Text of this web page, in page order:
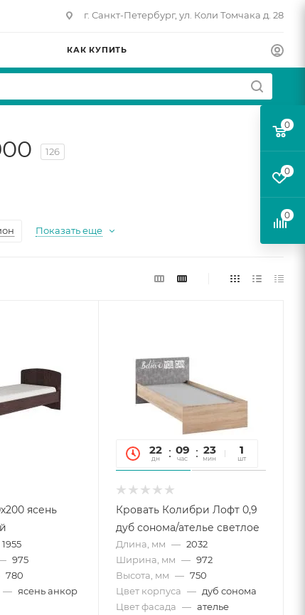
г. Санкт-Петербург, ул. Коли Томчака д. 28
КАК КУПИТЬ
126
Показать еще
ясень
1955
975
780
— ясень анкор
22
дн
09
час
23
мин
27
сек
1
шт
Кровать Колибри Лофт 0,9
дуб сонома/ателье светлое
Длина, мм — 2032
Ширина, мм — 972
Высота, мм — 750
Цвет корпуса — дуб сонома
Цвет фасада — ателье
0
0
0